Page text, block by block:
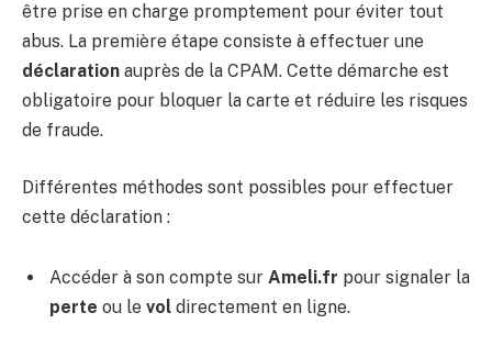
être prise en charge promptement pour éviter tout
abus. La première étape consiste à effectuer une
déclaration auprès de la CPAM. Cette démarche est
obligatoire pour bloquer la carte et réduire les risques
de fraude.
Différentes méthodes sont possibles pour effectuer
cette déclaration :
Accéder à son compte sur Ameli.fr pour signaler la
perte ou le vol directement en ligne.